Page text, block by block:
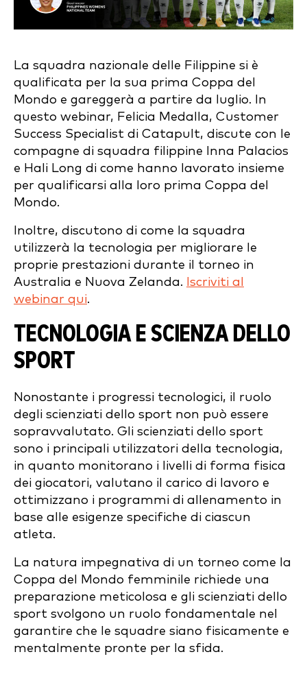
La squadra nazionale delle Filippine si è
qualificata per la sua prima Coppa del
Mondo e gareggerà a partire da luglio. In
questo webinar, Felicia Medalla, Customer
Success Specialist di Catapult, discute con le
compagne di squadra filippine Inna Palacios
e Hali Long di come hanno lavorato insieme
per qualificarsi alla loro prima Coppa del
Mondo.
Inoltre, discutono di come la squadra
utilizzerà la tecnologia per migliorare le
proprie prestazioni durante il torneo in
Australia e Nuova Zelanda. Iscriviti al
webinar qui.
TECNOLOGIA E SCIENZA DELLO
SPORT
Nonostante i progressi tecnologici, il ruolo
degli scienziati dello sport non può essere
sopravvalutato. Gli scienziati dello sport
sono i principali utilizzatori della tecnologia,
in quanto monitorano i livelli di forma fisica
dei giocatori, valutano il carico di lavoro e
ottimizzano i programmi di allenamento in
base alle esigenze specifiche di ciascun
atleta.
La natura impegnativa di un torneo come la
Coppa del Mondo femminile richiede una
preparazione meticolosa e gli scienziati dello
sport svolgono un ruolo fondamentale nel
garantire che le squadre siano fisicamente e
mentalmente pronte per la sfida.